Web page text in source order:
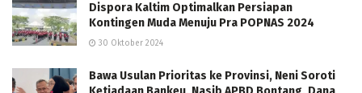
Dispora Kaltim Optimalkan Persiapan
Kontingen Muda Menuju Pra POPNAS 2024
30 Oktober 2024
Bawa Usulan Prioritas ke Provinsi, Neni Soroti